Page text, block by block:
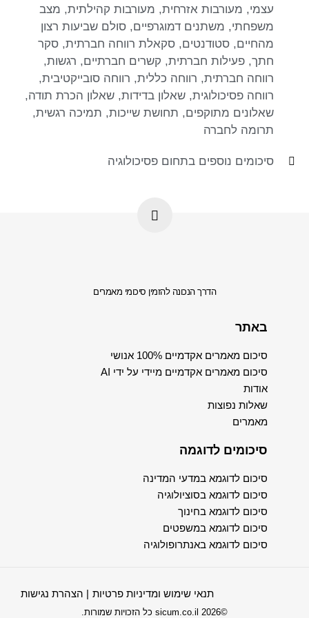
עצמי, מעורבות אזרחית, מעורבות קהילתית, מצב
משפחתי, משתנים דמוגרפיים, סולם שביעות רצון
מהחיים, סטודנטים, סקאלת רווחה חברתית, סקר
חתך, פעילות חברתית, קשרים חברתיים, רגשות,
רווחה חברתית, רווחה כללית, רווחה סובייקטיבית,
רווחה פסיכולוגית, שאלון בדידות, שאלון הכרת תודה,
שאלונים מתוקפים, תחושת שייכות, תמיכה רגשית,
תרומה לחברה
סיכומים נוספים בתחום פסיכולוגיה
הדרך הנכונה להזמין סיכומי מאמרים
באתר
סיכום מאמרים אקדמיים 100% אנושי
סיכום מאמרים אקדמיים מיידי על ידי AI
אודות
שאלות נפוצות
מאמרים
סיכומים לדוגמה
סיכום לדוגמא במדעי המדינה
סיכום לדוגמא בסוציולוגיה
סיכום לדוגמא בחינוך
סיכום לדוגמא במשפטים
סיכום לדוגמא באנתרופולוגיה
©2026 sicum.co.il כל הזכויות שמורות.
תנאי שימוש ומדיניות פרטיות | הצהרת נגישות